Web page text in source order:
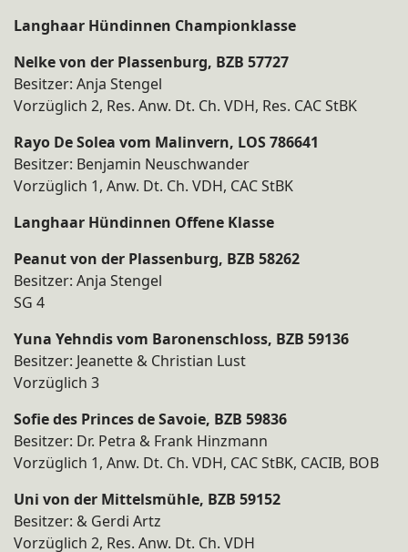
Langhaar Hündinnen Championklasse
Nelke von der Plassenburg, BZB 57727
Besitzer: Anja Stengel
Vorzüglich 2, Res. Anw. Dt. Ch. VDH, Res. CAC StBK
Rayo De Solea vom Malinvern, LOS 786641
Besitzer: Benjamin Neuschwander
Vorzüglich 1, Anw. Dt. Ch. VDH, CAC StBK
Langhaar Hündinnen Offene Klasse​
Peanut von der Plassenburg, BZB 58262
Besitzer: Anja Stengel
SG 4
Yuna Yehndis vom Baronenschloss, BZB 59136
Besitzer: Jeanette & Christian Lust
Vorzüglich 3
Sofie des Princes de Savoie, BZB 59836
Besitzer: Dr. Petra & Frank Hinzmann
Vorzüglich 1, Anw. Dt. Ch. VDH, CAC StBK, CACIB, BOB
Uni von der Mittelsmühle, BZB 59152
Besitzer: & Gerdi Artz
Vorzüglich 2, Res. Anw. Dt. Ch. VDH